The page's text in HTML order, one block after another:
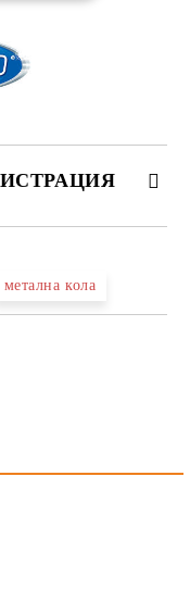
ден.
метална кола